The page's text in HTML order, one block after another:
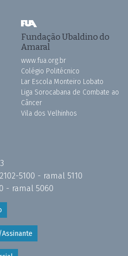
Fundação Ubaldino do
Amaral
www.fua.org.br
Colégio Politécnico
Lar Escola Monteiro Lobato
Liga Sorocabana de Combate ao
Câncer
Vila dos Velhinhos
5100 - ramal 5110
- ramal 5060